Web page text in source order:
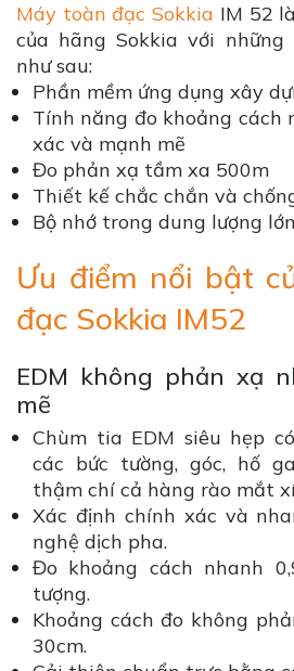
Máy toàn đạc Sokkia IM 52
của hãng Sokkia với
như sau:
Phần mềm ứng dụng xây
Tính năng đo khoảng cách
xác và mạnh mẽ
Đo phản xạ tầm xa 500m
Thiết kế chắc chắn và
Bộ nhớ trong dung lượng
Ưu điểm nổi bật
đạc Sokkia IM52
EDM không phản xạ
mẽ
Chùm tia EDM siêu hẹp
các bức tường, góc, hố
thậm chí cả hàng rào mắt
Xác định chính xác và
nghệ dịch pha.
Đo khoảng cách nhanh
tượng.
Khoảng cách đo không
30cm.